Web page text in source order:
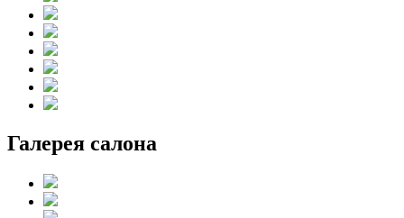
Галерея салона